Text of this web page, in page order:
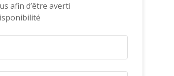
afin d’être averti